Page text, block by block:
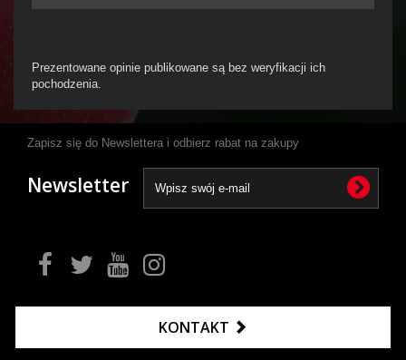
Prezentowane opinie publikowane są bez weryfikacji ich
pochodzenia.
Zapisz się do Newslettera i odbierz rabat na zakupy
Newsletter
KONTAKT